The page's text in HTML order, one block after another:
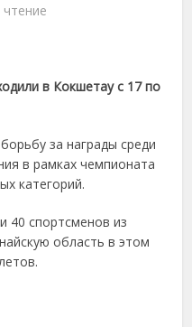
в Кокшетау с 17 по
за награды среди
в рамках чемпионата
категорий.
40 спортсменов из
область в этом